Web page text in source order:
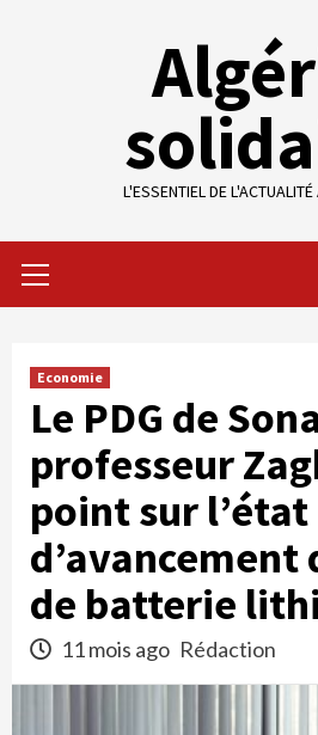
L'ESSENTIEL DE
Menu
Economie
Le PDG de
professeur
point sur l’état
de batterie
11 mois ago Rédaction